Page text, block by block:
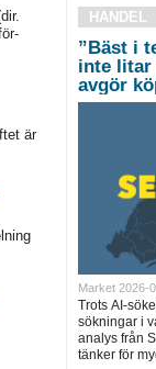
är
HANDEL
”Bäst i
inte litar
avgör
Market 2026-
Trots AI-
sökningar i
analys från
tänker för